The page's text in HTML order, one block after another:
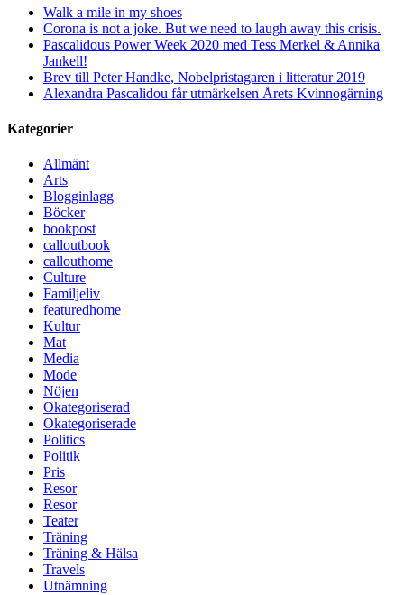
Walk a mile in my shoes
Corona is not a joke. But we need to laugh away this crisis.
Pascalidous Power Week 2020 med Tess Merkel & Annika
Jankell!
Brev till Peter Handke, Nobelpristagaren i litteratur 2019
Alexandra Pascalidou får utmärkelsen Årets Kvinnogärning
Kategorier
Allmänt
Arts
Blogginlagg
Böcker
bookpost
calloutbook
callouthome
Culture
Familjeliv
featuredhome
Kultur
Mat
Media
Mode
Nöjen
Okategoriserad
Okategoriserade
Politics
Politik
Pris
Resor
Resor
Teater
Träning
Träning & Hälsa
Travels
Utnämning